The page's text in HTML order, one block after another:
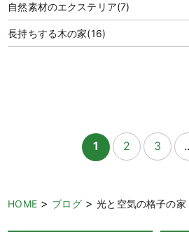
自然素材のエクステリア(7)
長持ちする木の家(16)
1 2 3
HOME> ブログ>光と空気の格子の家